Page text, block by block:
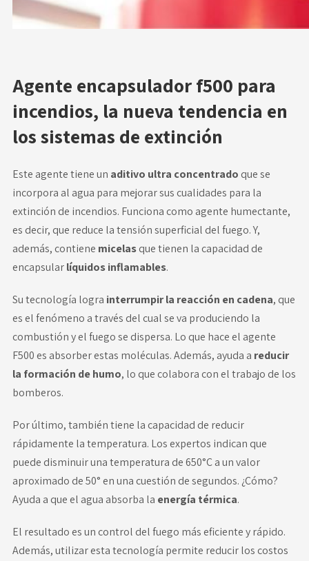
Agente encapsulador f500 para
incendios, la nueva tendencia en
los sistemas de extinción
Este agente tiene un aditivo ultra concentrado que se
incorpora al agua para mejorar sus cualidades para la
extinción de incendios. Funciona como agente humectante,
es decir, que reduce la tensión superficial del fuego. Y,
además, contiene micelasque tienen la capacidad de
encapsularlíquidos inflamables.
Su tecnología logra interrumpir la reacción en cadena, que
es el fenómeno a través del cual se va produciendo la
combustión y el fuego se dispersa. Lo que hace el agente
F500 es absorber estas moléculas. Además, ayuda a reducir
la formación de humo, lo que colabora con el trabajo de los
bomberos.
Por último, también tiene la capacidad de reducir
rápidamente la temperatura. Los expertos indican que
puede disminuir una temperatura de 650°C a un valor
aproximado de 50° en una cuestión de segundos. ¿Cómo?
Ayuda a que el agua absorba la energía térmica.
El resultado es un control del fuego más eficiente y rápido.
Además, utilizar esta tecnología permite reducir los costos